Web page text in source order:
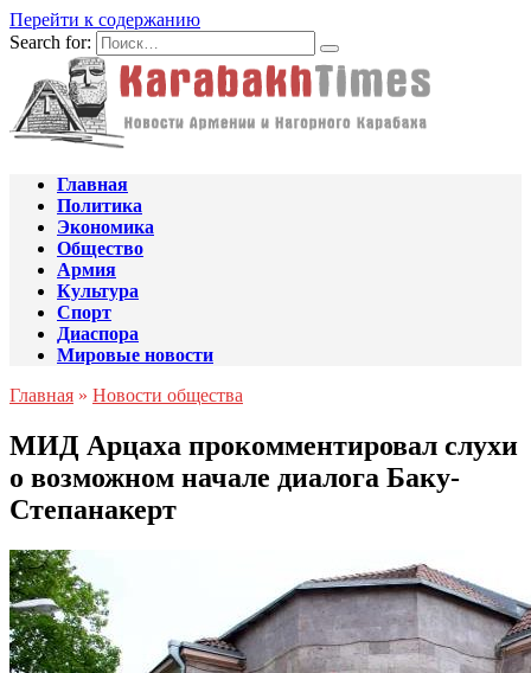
Перейти к содержанию
Search for:
Главная
Политика
Экономика
Общество
Армия
Культура
Спорт
Диаспора
Мировые новости
Главная » Новости общества
МИД Арцаха прокомментировал слухи
о возможном начале диалога Баку-
Степанакерт